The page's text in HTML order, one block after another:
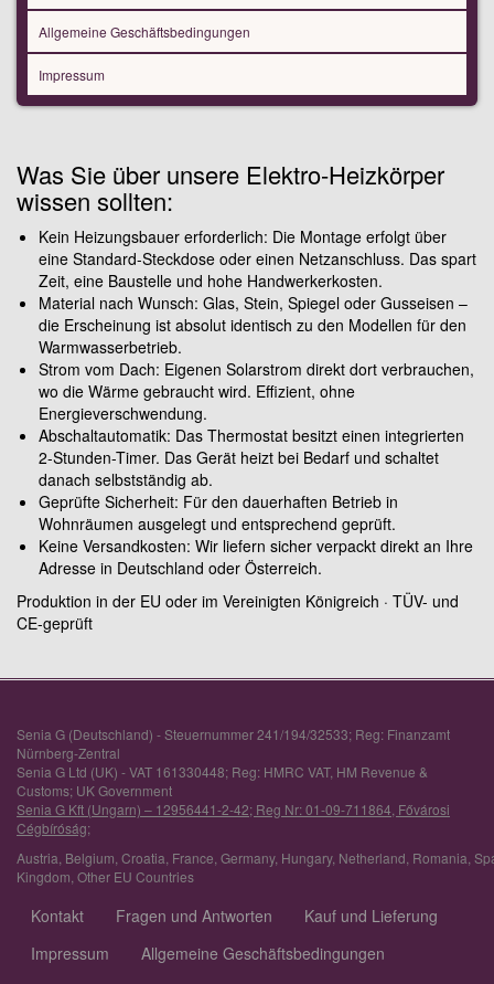
Allgemeine Geschäftsbedingungen
Impressum
Was Sie über unsere Elektro-Heizkörper
wissen sollten:
Kein Heizungsbauer erforderlich: Die Montage erfolgt über
eine Standard-Steckdose oder einen Netzanschluss. Das spart
Zeit, eine Baustelle und hohe Handwerkerkosten.
Material nach Wunsch: Glas, Stein, Spiegel oder Gusseisen –
die Erscheinung ist absolut identisch zu den Modellen für den
Warmwasserbetrieb.
Strom vom Dach: Eigenen Solarstrom direkt dort verbrauchen,
wo die Wärme gebraucht wird. Effizient, ohne
Energieverschwendung.
Abschaltautomatik: Das Thermostat besitzt einen integrierten
2-Stunden-Timer. Das Gerät heizt bei Bedarf und schaltet
danach selbstständig ab.
Geprüfte Sicherheit: Für den dauerhaften Betrieb in
Wohnräumen ausgelegt und entsprechend geprüft.
Keine Versandkosten: Wir liefern sicher verpackt direkt an Ihre
Adresse in Deutschland oder Österreich.
Produktion in der EU oder im Vereinigten Königreich · TÜV- und
CE-geprüft
Senia G (Deutschland) - Steuernummer 241/194/32533; Reg: Finanzamt
Nürnberg-Zentral
Senia G Ltd (UK) - VAT 161330448; Reg: HMRC VAT, HM Revenue &
Customs; UK Government
Senia G Kft (Ungarn) – 12956441-2-42; Reg Nr: 01-09-711864, Fővárosi
Cégbíróság;
Austria Belgium Croatia France Germany, Hungary, Netherland Romania
Kingdom Other EU Countries
Kontakt Fragen und Antworten
Kauf und Lieferung
Impressum
Allgemeine Geschäftsbedingungen